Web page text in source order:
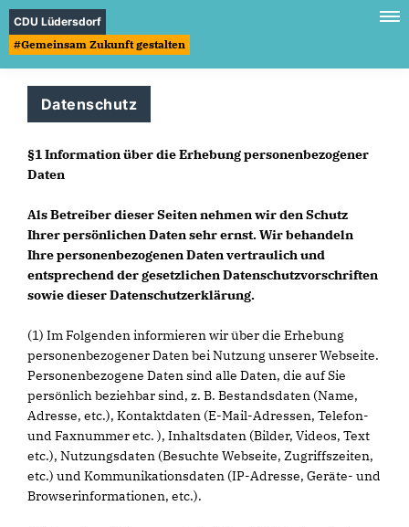
CDU Lüdersdorf
#Gemeinsam Zukunft gestalten
Datenschutz
§1 Information über die Erhebung personenbezogener
Daten
Als Betreiber dieser Seiten nehmen wir den Schutz
Ihrer persönlichen Daten sehr ernst. Wir behandeln
Ihre personenbezogenen Daten vertraulich und
entsprechend der gesetzlichen Datenschutzvorschriften
sowie dieser Datenschutzerklärung.
(1) Im Folgenden informieren wir über die Erhebung
personenbezogener Daten bei Nutzung unserer Webseite.
Personenbezogene Daten sind alle Daten, die auf Sie
persönlich beziehbar sind, z. B. Bestandsdaten (Name,
Adresse, etc.), Kontaktdaten (E-Mail-Adressen, Telefon-
und Faxnummer etc. ), Inhaltsdaten (Bilder, Videos, Text
etc.), Nutzungsdaten (Besuchte Webseite, Zugriffszeiten,
etc.) und Kommunikationsdaten (IP-Adresse, Geräte- und
Browserinformationen, etc.).